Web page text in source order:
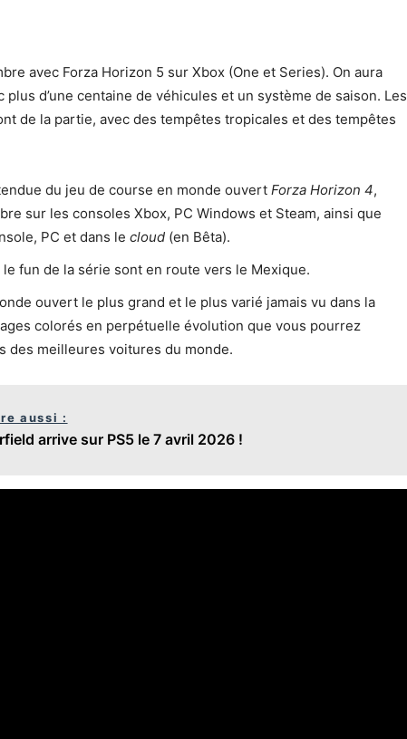
avec Forza Horizon 5 sur Xbox (One et Series). On aura
d’une centaine de véhicules et un système de saison. Les
de la partie, avec des tempêtes tropicales et des tempêtes
du jeu de course en monde ouvert Forza Horizon 4,
sur les consoles Xbox, PC Windows et Steam, ainsi que
PC et dans le cloud (en Bêta).
fun de la série sont en route vers le Mexique.
ouvert le plus grand et le plus varié jamais vu dans la
colorés en perpétuelle évolution que vous pourrez
des meilleures voitures du monde.
aussi :
arrive sur PS5 le 7 avril 2026 !